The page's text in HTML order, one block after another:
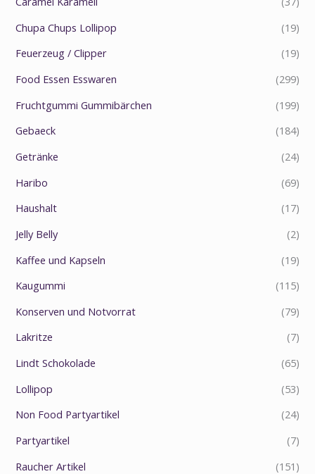
Chupa Chups Lollipop
(19)
Feuerzeug / Clipper
(19)
Food Essen Esswaren
(299)
Fruchtgummi Gummibärchen
(199)
Gebaeck
(184)
Getränke
(24)
Haribo
(69)
Haushalt
(17)
Jelly Belly
(2)
Kaffee und Kapseln
(19)
Kaugummi
(115)
Konserven und Notvorrat
(79)
Lakritze
(7)
Lindt Schokolade
(65)
Lollipop
(53)
Non Food Partyartikel
(24)
Partyartikel
(7)
Raucher Artikel
(151)